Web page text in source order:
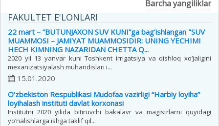
Barcha yangiliklar
FAKULTET E'LONLARI
22 mart – “BUTUNJAXON SUV KUNI”ga bag‘ishlangan "SUV
MUAMMOSI – JAMIYAT MUAMMOSIDIR: UNING YECHIMI
HECH KIMNING NAZARIDAN CHETTA Q...
2020 yil 13 yanvar kuni Toshkent irrigatsiya va qishloq xo‘jaligini
mexanizatsiyalash muhandislari i...
15.01.2020
O‘zbekiston Respublikasi Mudofaa vazirligi “Harbiy loyiha”
loyihalash instituti davlat korxonasi
Institutni 2020 yilida bitiruvchi bakalavr va magistrlarni quyidagi
yo‘nalishlarga ishga taklif qil...